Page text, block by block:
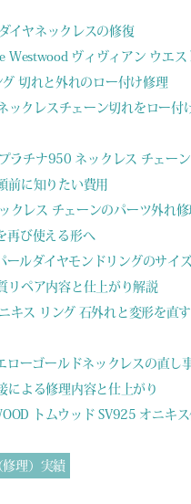
イヤネックレスの修復
Westwood ヴィヴィアン ウエス
切れと外れのロー付け修理
ックレスチェーン切れをロー付
ラチナ950 ネックレス チェー
前に知りたい費用
クレス チェーンのパーツ外れ
再び使える形へ
ールダイヤモンドリングのサイ
リペア内容と仕上がり解説
キス リング 石外れと変形を直
ローゴールドネックレスの直し
による修理内容と仕上がり
トムウッド SV925 オニキ
修理）実績